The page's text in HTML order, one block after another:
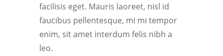
facilisis eget. Mauris laoreet, nisl id
faucibus pellentesque, mi mi tempor
enim, sit amet interdum felis nibh a
leo.